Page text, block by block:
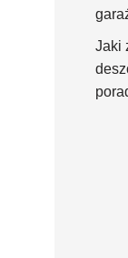
Jaki